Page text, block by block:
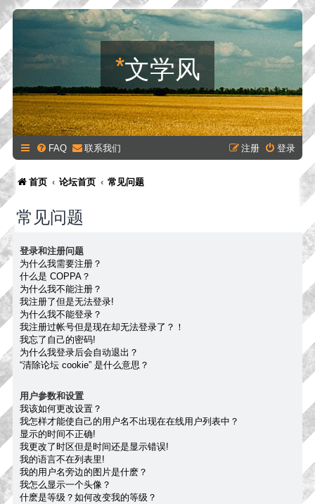
*文学风
FAQ 联系我们 登录
注册
首页 论坛首页 常见问题
常见问题
登录和注册问题
为什么我需要注册？
什么是 COPPA？
为什么我不能注册？
我注册了但是无法登录!
为什么我不能登录？
我注册过帐号但是现在却无法登录了？！
我忘了自己的密码!
为什么我登录后会自动退出？
“清除论坛 cookie” 是什么意思？
用户参数和设置
我该如何更改设置？
我怎样才能使自己的用户名不出现在在线用户列表中？
显示的时间不正确!
我更改了时区但是时间还是显示错误!
我的语言不在列表里!
我的用户名旁边的图片是什麽？
我怎么显示一个头像？
什麽是等级？如何改变我的等级？